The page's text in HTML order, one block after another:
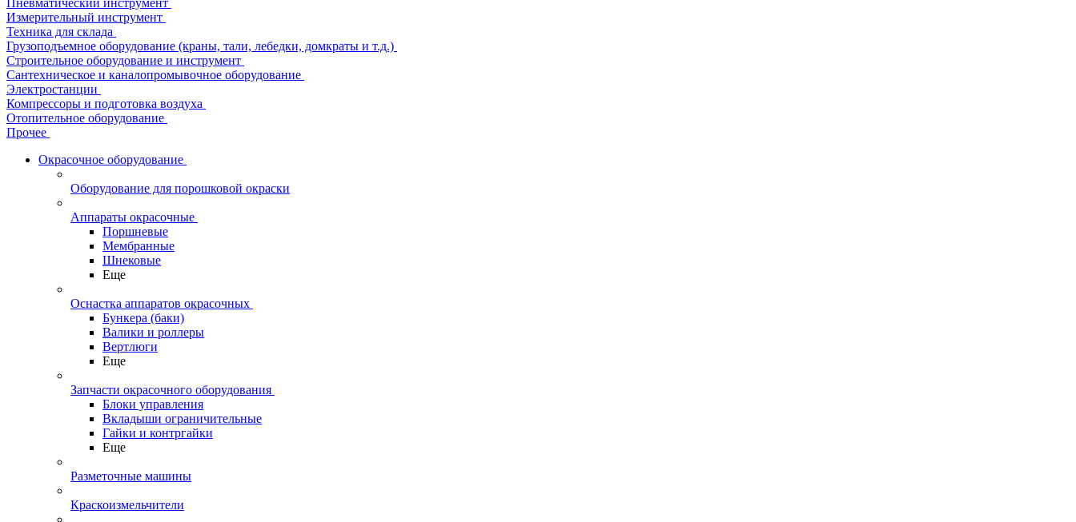
Пневматический инструмент
Измерительный инструмент
Техника для склада
Грузоподъемное оборудование (краны, тали, лебедки, домкраты и т.д.)
Строительное оборудование и инструмент
Сантехническое и каналопромывочное оборудование
Электростанции
Компрессоры и подготовка воздуха
Отопительное оборудование
Прочее
Окрасочное оборудование
Оборудование для порошковой окраски
Аппараты окрасочные
Поршневые
Мембранные
Шнековые
Еще
Оснастка аппаратов окрасочных
Бункера (баки)
Валики и роллеры
Вертлюги
Еще
Запчасти окрасочного оборудования
Блоки управления
Вкладыши ограничительные
Гайки и контргайки
Еще
Разметочные машины
Краскоизмельчители